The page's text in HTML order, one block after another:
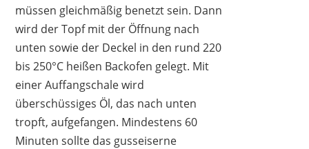
müssen gleichmäßig benetzt sein. Dann
wird der Topf mit der Öffnung nach
unten sowie der Deckel in den rund 220
bis 250°C heißen Backofen gelegt. Mit
einer Auffangschale wird
überschüssiges Öl, das nach unten
tropft, aufgefangen. Mindestens 60
Minuten sollte das gusseiserne